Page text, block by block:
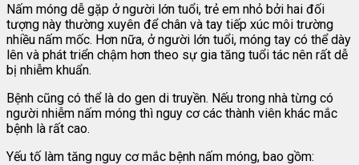
Nấm móng dễ gặp ở người lớn tuổi, trẻ em nhỏ bởi hai đối
tượng này thường xuyên để chân và tay tiếp xúc môi trường
nhiều nấm mốc. Hơn nữa, ở người lớn tuổi, móng tay có thể dày
lên và phát triển chậm hơn theo sự gia tăng tuổi tác nên rất dễ
bị nhiễm khuẩn.
Bệnh cũng có thể là do gen di truyền. Nếu trong nhà từng có
người nhiễm nấm móng thì nguy cơ các thành viên khác mắc
bệnh là rất cao.
Yếu tố làm tăng nguy cơ mắc bệnh nấm móng, bao gồm: